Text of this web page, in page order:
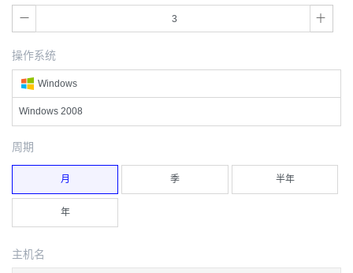
操作系统
Windows
Windows 2008
周期
月 季 半年
年
主机名